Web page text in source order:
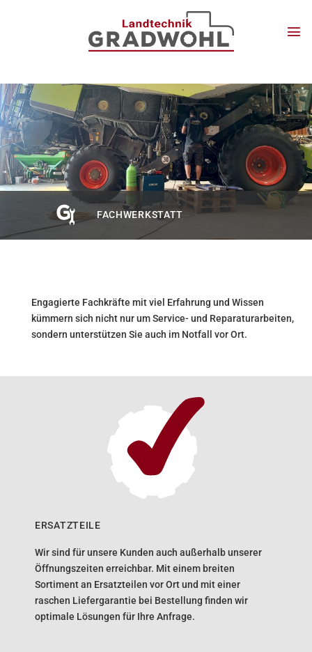
FACHWERKSTATT
Engagierte Fachkräfte mit viel Erfahrung und Wissen
kümmern sich nicht nur um Service- und Reparaturarbeiten,
sondern unterstützen Sie auch im Notfall vor Ort.
ERSATZTEILE
Wir sind für unsere Kunden auch außerhalb unserer
Öffnungszeiten erreichbar. Mit einem breiten
Sortiment an Ersatzteilen vor Ort und mit einer
raschen Liefergarantie bei Bestellung finden wir
optimale Lösungen für Ihre Anfrage.